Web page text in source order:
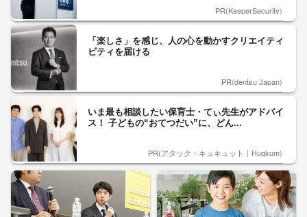
PR(KeeperSecurity)
「楽しさ」を感じ、人の心を動かすクリエイティ
ビティを届ける
PR(dentsu Japan)
いま最も相談したい保育士・てぃ先生がアドバイ
ス！ 子どもの“おてつだい”に、どん...
PR(アタック・キュキュット｜Hugkum)